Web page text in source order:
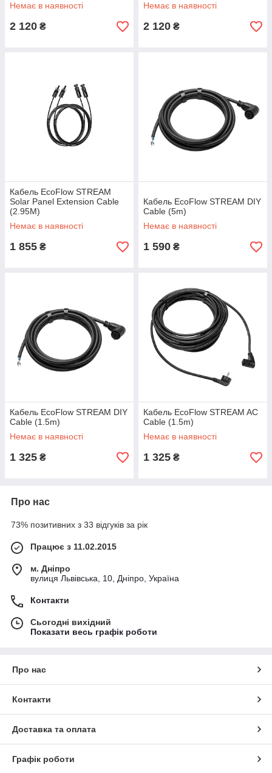
Немає в наявності
2 120 ₴
Немає в наявності
2 120 ₴
Кабель EcoFlow STREAM
Solar Panel Extension Cable
(2.95M)
Немає в наявності
1 855 ₴
Кабель EcoFlow STREAM DIY
Cable (5m)
Немає в наявності
1 590 ₴
Кабель EcoFlow STREAM DIY
Cable (1.5m)
Немає в наявності
1 325 ₴
Кабель EcoFlow STREAM AC
Cable (1.5m)
Немає в наявності
1 325 ₴
Про нас
73% позитивних з 33 відгуків за рік
Працює з 11.02.2015
м. Дніпро
вулиця Львівська, 10, Дніпро, Україна
Контакти
Сьогодні вихідний
Показати весь графік роботи
Про нас
Контакти
Доставка та оплата
Графік роботи